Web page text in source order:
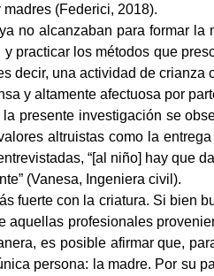
(Federici, 2018).
no alcanzaban para formar
practicar los métodos que
decir, una actividad de
y altamente afectuosa por
presente investigación se
altruistas como la
“[al niño] hay que
(Vanesa, Ingeniera civil).
fuerte con la criatura. Si bien
profesionales
es posible afirmar que,
persona: la madre. Por su